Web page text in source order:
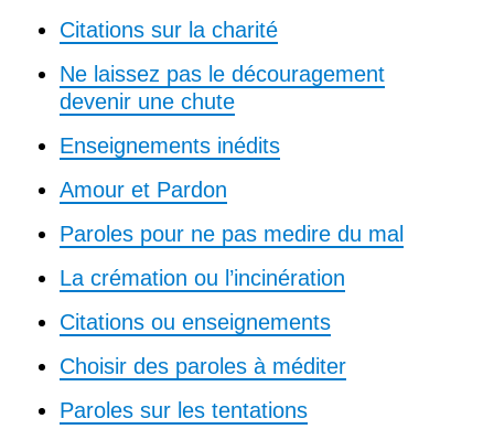
Citations sur la charité
Ne laissez pas le découragement
devenir une chute
Enseignements inédits
Amour et Pardon
Paroles pour ne pas medire du mal
La crémation ou l’incinération
Citations ou enseignements
Choisir des paroles à méditer
Paroles sur les tentations